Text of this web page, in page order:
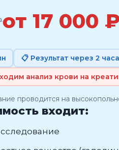
от 17 000
📋 Результат через 2 часа
анализ крови на
проводится на
входит: